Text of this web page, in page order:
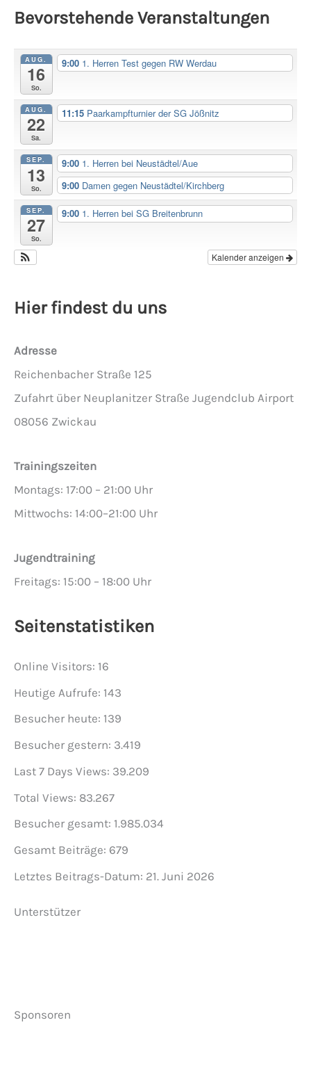
Bevorstehende Veranstaltungen
AUG.
16
So.
9:00 1. Herren Test gegen RW Werdau
AUG.
22
Sa.
11:15 Paarkampfturnier der SG Jößnitz
SEP.
13
So.
9:00 1. Herren bei Neustädtel/Aue
9:00 Damen gegen Neustädtel/Kirchberg
SEP.
27
So.
9:00 1. Herren bei SG Breitenbrunn
Kalender anzeigen
Hier findest du uns
Adresse
Reichenbacher Straße 125
Zufahrt über Neuplanitzer Straße Jugendclub Airport
08056 Zwickau
Trainingszeiten
Montags: 17:00 – 21:00 Uhr
Mittwochs: 14:00–21:00 Uhr
Jugendtraining
Freitags: 15:00 – 18:00 Uhr
Seitenstatistiken
Online Visitors: 16
Heutige Aufrufe: 143
Besucher heute: 139
Besucher gestern: 3.419
Last 7 Days Views: 39.209
Total Views: 83.267
Besucher gesamt: 1.985.034
Gesamt Beiträge: 679
Letztes Beitrags-Datum: 21. Juni 2026
Unterstützer
Sponsoren